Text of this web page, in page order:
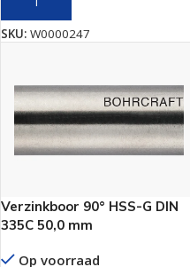
SKU: W0000247
Verzinkboor 90° HSS-G DIN
335C 50,0 mm
Op voorraad